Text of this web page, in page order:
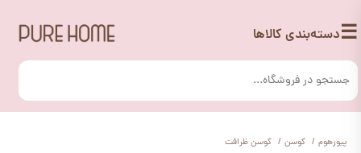
☰دسته‌بندی کالاها
پیورهوم کوسن کوسن ظرافت